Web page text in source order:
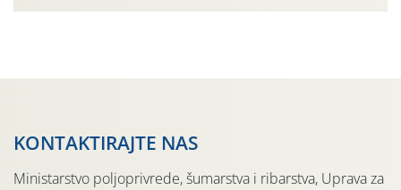
KONTAKTIRAJTE NAS
Ministarstvo poljoprivrede, šumarstva i ribarstva, Uprava za